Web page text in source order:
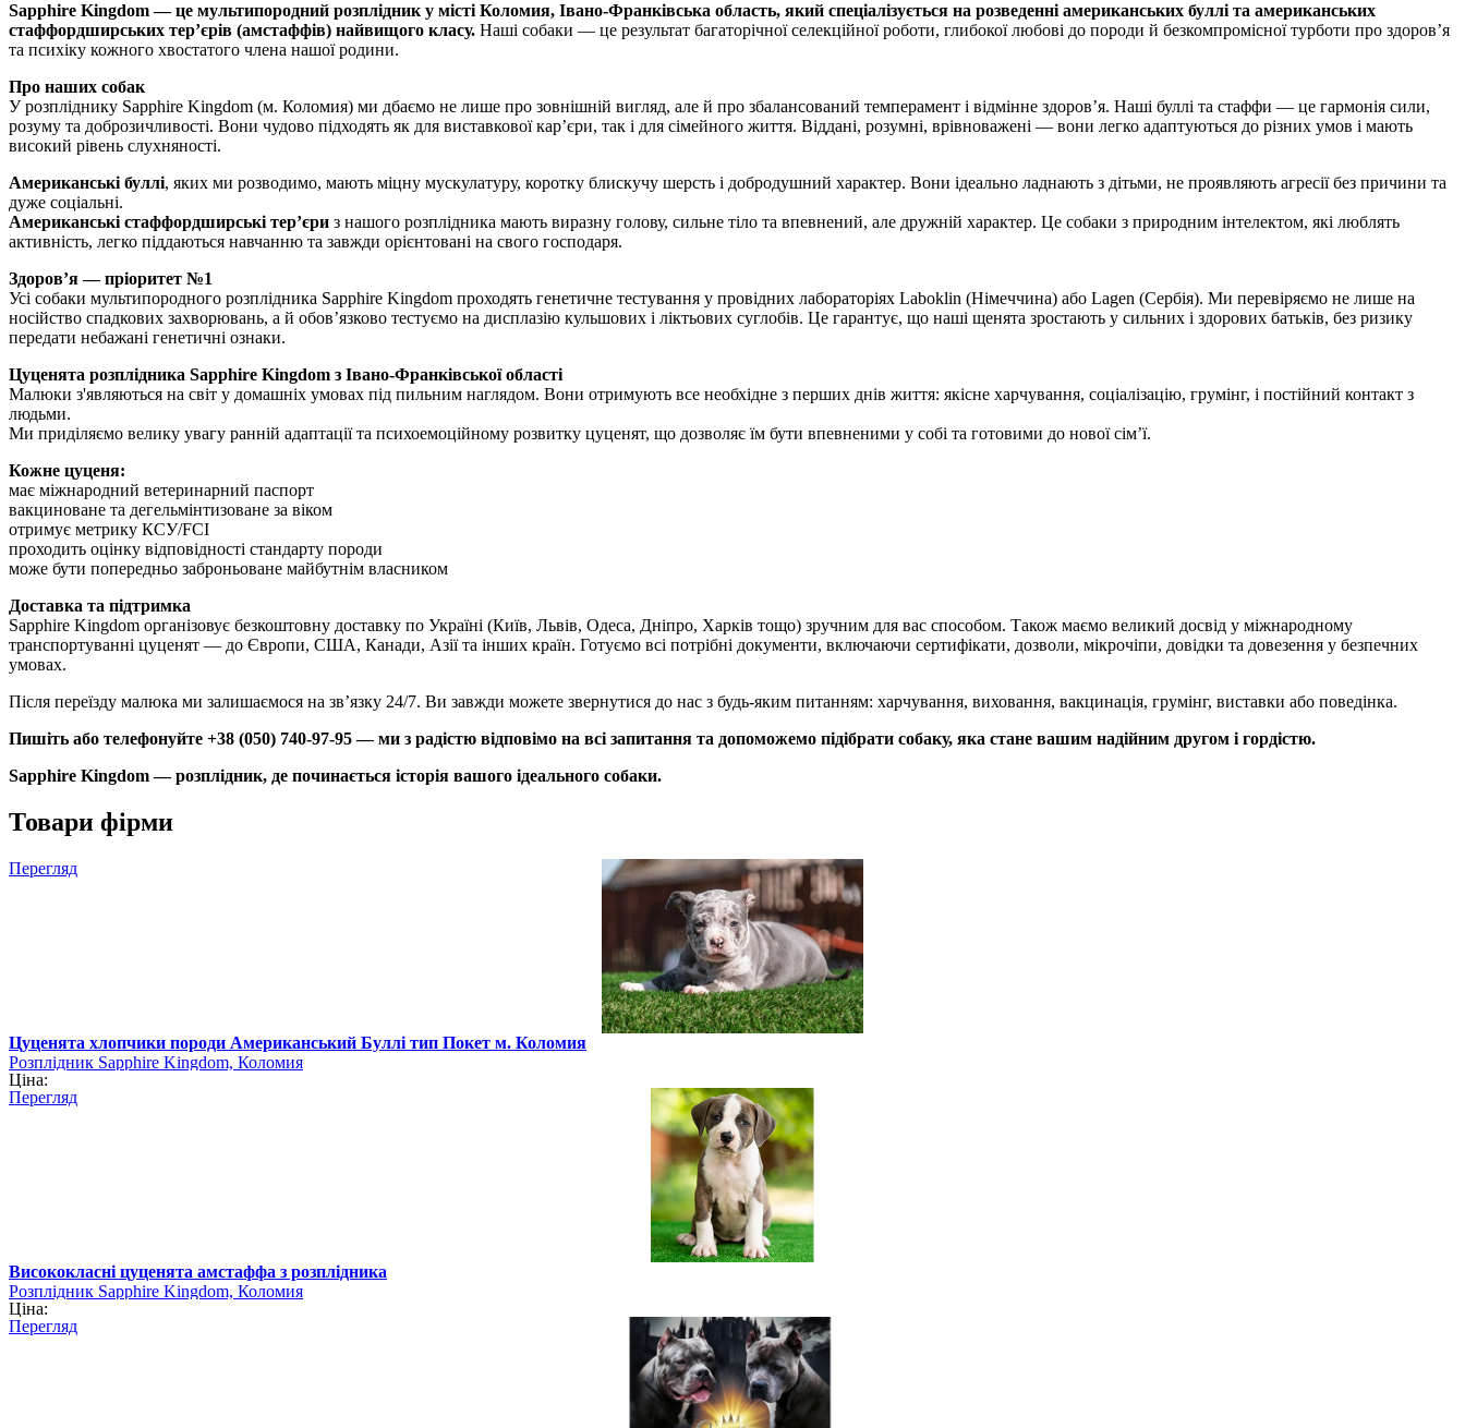
Sapphire Kingdom — це мультипородний розплідник у місті Коломия, Івано-Франківська область, який спеціалізується на розведенні американських буллі та американських
стаффордширських тер’єрів (амстаффів) найвищого класу. Наші собаки — це результат багаторічної селекційної роботи, глибокої любові до породи й безкомпромісної турботи про здоров’я
та психіку кожного хвостатого члена нашої родини.
Про наших собак
У розпліднику Sapphire Kingdom (м. Коломия) ми дбаємо не лише про зовнішній вигляд, але й про збалансований темперамент і відмінне здоров’я. Наші буллі та стаффи — це гармонія сили,
розуму та доброзичливості. Вони чудово підходять як для виставкової кар’єри, так і для сімейного життя. Віддані, розумні, врівноважені — вони легко адаптуються до різних умов і мають
високий рівень слухняності.
Американські буллі, яких ми розводимо, мають міцну мускулатуру, коротку блискучу шерсть і добродушний характер. Вони ідеально ладнають з дітьми, не проявляють агресії без причини та
дуже соціальні.
Американські стаффордширські тер’єри з нашого розплідника мають виразну голову, сильне тіло та впевнений, але дружній характер. Це собаки з природним інтелектом, які люблять
активність, легко піддаються навчанню та завжди орієнтовані на свого господаря.
Здоров’я — пріоритет №1
Усі собаки мультипородного розплідника Sapphire Kingdom проходять генетичне тестування у провідних лабораторіях Laboklin (Німеччина) або Lagen (Сербія). Ми перевіряємо не лише на
носійство спадкових захворювань, а й обов’язково тестуємо на дисплазію кульшових і ліктьових суглобів. Це гарантує, що наші щенята зростають у сильних і здорових батьків, без ризику
передати небажані генетичні ознаки.
Цуценята розплідника Sapphire Kingdom з Івано-Франківської області
Малюки з'являються на світ у домашніх умовах під пильним наглядом. Вони отримують все необхідне з перших днів життя: якісне харчування, соціалізацію, грумінг, і постійний контакт з
людьми.
Ми приділяємо велику увагу ранній адаптації та психоемоційному розвитку цуценят, що дозволяє їм бути впевненими у собі та готовими до нової сім’ї.
Кожне цуценя:
має міжнародний ветеринарний паспорт
вакциноване та дегельмінтизоване за віком
отримує метрику КСУ/FCI
проходить оцінку відповідності стандарту породи
може бути попередньо заброньоване майбутнім власником
Доставка та підтримка
Sapphire Kingdom організовує безкоштовну доставку по Україні (Київ, Львів, Одеса, Дніпро, Харків тощо) зручним для вас способом. Також маємо великий досвід у міжнародному
транспортуванні цуценят — до Європи, США, Канади, Азії та інших країн. Готуємо всі потрібні документи, включаючи сертифікати, дозволи, мікрочіпи, довідки та довезення у безпечних
умовах.
Після переїзду малюка ми залишаємося на зв’язку 24/7. Ви завжди можете звернутися до нас з будь-яким питанням: харчування, виховання, вакцинація, грумінг, виставки або поведінка.
Пишіть або телефонуйте +38 (050) 740-97-95 — ми з радістю відповімо на всі запитання та допоможемо підібрати собаку, яка стане вашим надійним другом і гордістю.
Sapphire Kingdom — розплідник, де починається історія вашого ідеального собаки.
Товари фірми
Перегляд
Цуценята хлопчики породи Американський Буллі тип Покет м. Коломия
Розплідник Sapphire Kingdom, Коломия
Ціна:
Перегляд
Висококласні цуценята амстаффа з розплідника
Розплідник Sapphire Kingdom, Коломия
Ціна:
Перегляд